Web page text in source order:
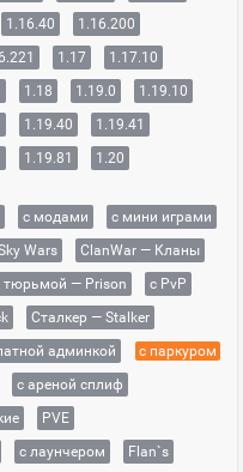
1.16.40
1.16.200
1.17
1.17.10
1.18 1.19.0
1.19.10
1.19.40
1.19.41
1.19.81 1.20
с модами
с мини играми
Wars
ClanWar — Кланы
тюрьмой — Prison
с PvP
Сталкер — Stalker
админкой
с паркуром
с ареной сплиф
PVE
с лаунчером
Flan`s